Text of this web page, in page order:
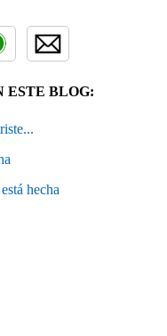
ESTE BLOG:
hecha